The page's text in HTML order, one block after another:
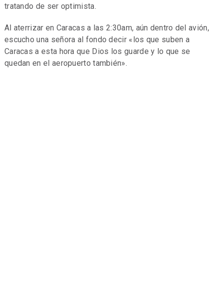
tratando de ser optimista.
Al aterrizar en Caracas a las 2:30am, aún dentro del avión,
escucho una señora al fondo decir «los que suben a
Caracas a esta hora que Dios los guarde y lo que se
quedan en el aeropuerto también».